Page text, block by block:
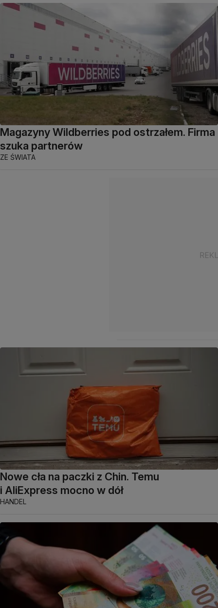
Magazyny Wildberries pod ostrzałem. Firma
szuka partnerów
ZE ŚWIATA
Nowe cła na paczki z Chin. Temu
i AliExpress mocno w dół
HANDEL